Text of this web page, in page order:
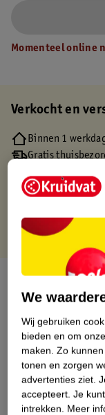
Momenteel online
Verkocht en
Binnen 1
Gratis
Gratis punten
Over dit
Nature Impact
We
Wij gebruiken
bieden en om
maken. Zo
tonen en zorgen
advertenties ziet.
accepteert. Je
intrekken. Meer